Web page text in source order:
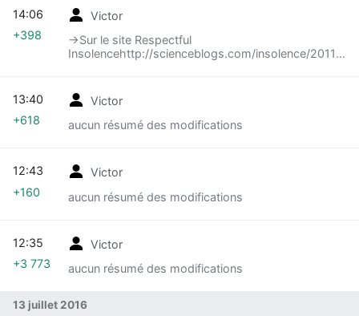
Victor
→‎Sur le site Respectful
Insolencehttp://scienceblogs.com/insolence/2011/
David Gorski) on August 1, 2011
14:06
+398
Victor
aucun résumé des modifications
13:40
+618
Victor
aucun résumé des modifications
12:43
+160
Victor
aucun résumé des modifications
12:35
+3 773
13 juillet 2016